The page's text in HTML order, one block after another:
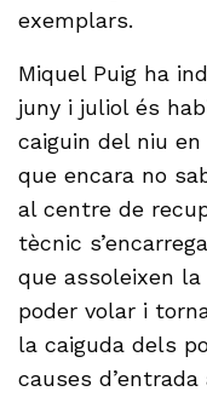
exemplars.
Miquel Puig ha
juny i juliol és
caiguin del niu
que encara no
al centre de
tècnic
que assoleixen
poder volar i
la caiguda dels
causes